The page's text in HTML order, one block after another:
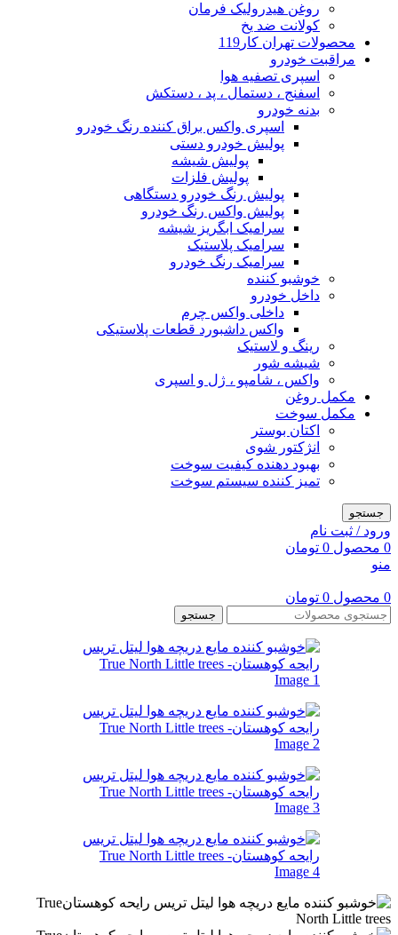
روغن هیدرولیک فرمان
کولانت ضد یخ
محصولات تهران کار119
مراقبت خودرو
اسپری تصفیه هوا
اسفنج ، دستمال ، پد ، دستکش
بدنه خودرو
اسپری واکس براق کننده رنگ خودرو
پولیش خودرو دستی
پولیش شیشه
پولیش فلزات
پولیش رنگ خودرو دستگاهی
پولیش واکس رنگ خودرو
سرامیک ابگریز شیشه
سرامیک پلاستیک
سرامیک رنگ خودرو
خوشبو کننده
داخل خودرو
داخلی واکس چرم
واکس داشبورد قطعات پلاستیکی
رینگ و لاستیک
شیشه شور
واکس ، شامپو ، ژل و اسپری
مکمل روغن
مکمل سوخت
اکتان بوستر
انژکتور شوی
بهبود دهنده کیفیت سوخت
تمیز کننده سیستم سوخت
جستجو
ورود / ثبت نام
0 محصول 0 تومان
منو
0 محصول 0 تومان
جستجو